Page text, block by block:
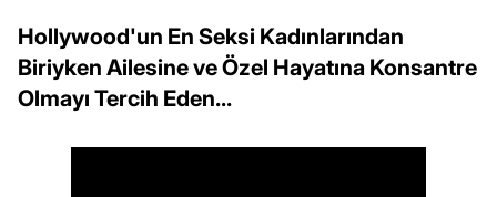
Hollywood'un En Seksi Kadınlarından
Biriyken Ailesine ve Özel Hayatına Konsantre
Olmayı Tercih Eden...